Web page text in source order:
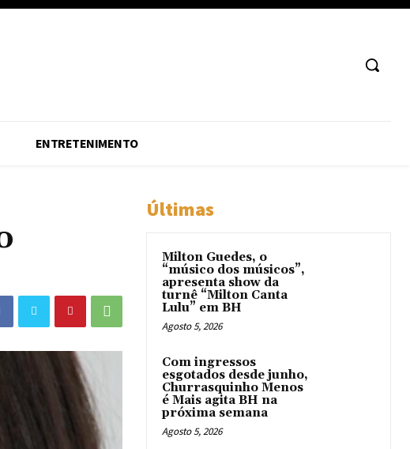
ENTRETENIMENTO
Últimas
Milton Guedes, o
“músico dos músicos”,
apresenta show da
turnê “Milton Canta
Lulu” em BH
Agosto 5, 2026
Com ingressos
esgotados desde junho,
Churrasquinho Menos
é Mais agita BH na
próxima semana
Agosto 5, 2026